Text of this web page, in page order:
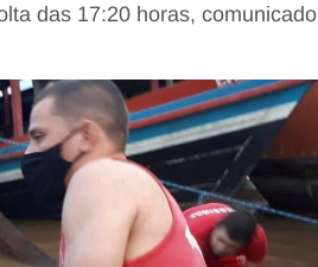
das 17:20 horas, comunicado